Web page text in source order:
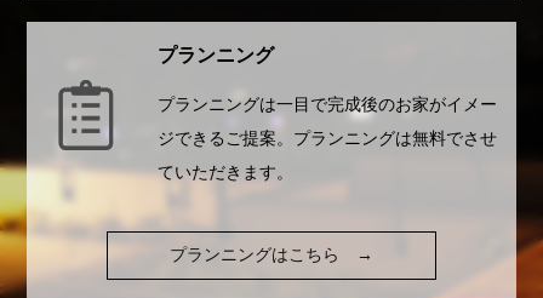
プランニング
プランニングは一目で完成後のお家がイメー
ジできるご提案。プランニングは無料でさせ
ていただきます。
プランニングはこちら →